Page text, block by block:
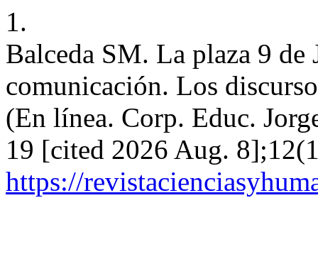
1.
Balceda SM. La plaza 9 de
comunicación. Los
(En línea. Corp. Educ.
19 [cited 2026 Aug.
https://